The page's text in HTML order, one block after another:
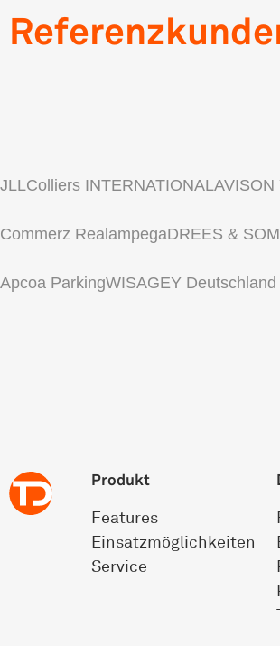
JLLColliers INTERNATIONALAVISON
Commerz RealampegaDREES &
Apcoa ParkingWISAGEY Deutschland
Produkt
Features
Einsatz­möglichkeiten
Service